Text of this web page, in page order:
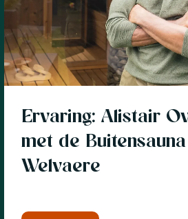
Ervaring: Alistair
met de
Welvaere